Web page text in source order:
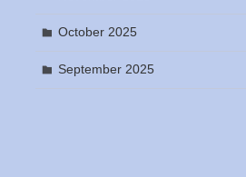
October 2025
September 2025